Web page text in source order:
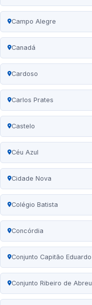
Campo Alegre
Canadá
Cardoso
Carlos Prates
Castelo
Céu Azul
Cidade Nova
Colégio Batista
Concórdia
Conjunto Capitão Eduardo
Conjunto Ribeiro de Abreu